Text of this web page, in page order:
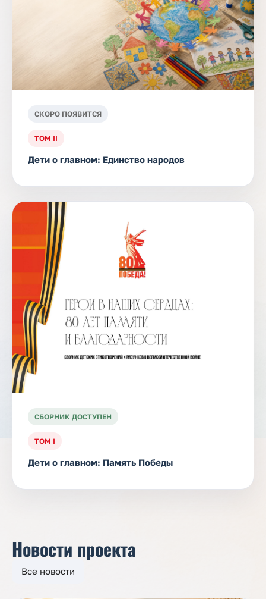
СКОРО ПОЯВИТСЯ
ТОМ II
Дети о главном: Единство народов
СБОРНИК ДОСТУПЕН
ТОМ I
Дети о главном: Память Победы
Новости проекта
Все новости